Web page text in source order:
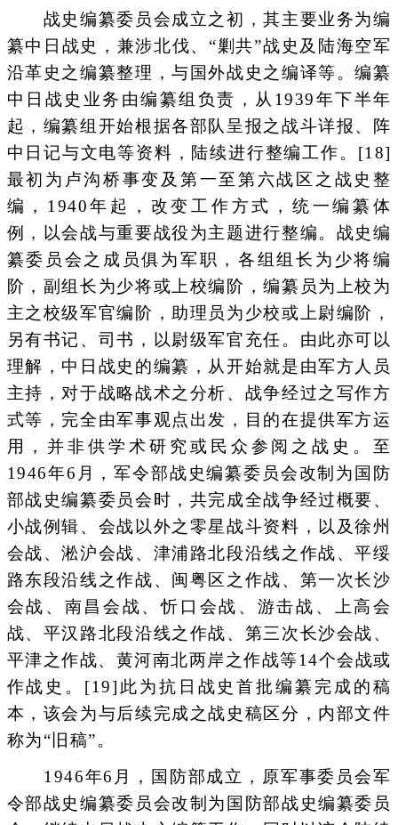
战史编纂委员会成立之初，其主要业务为编
纂中日战史，兼涉北伐、“剿共”战史及陆海空军
沿革史之编纂整理，与国外战史之编译等。编纂
中日战史业务由编纂组负责，从1939年下半年
起，编纂组开始根据各部队呈报之战斗详报、阵
中日记与文电等资料，陆续进行整编工作。[18]
最初为卢沟桥事变及第一至第六战区之战史整
编，1940年起，改变工作方式，统一编纂体
例，以会战与重要战役为主题进行整编。战史编
纂委员会之成员俱为军职，各组组长为少将编
阶，副组长为少将或上校编阶，编纂员为上校为
主之校级军官编阶，助理员为少校或上尉编阶，
另有书记、司书，以尉级军官充任。由此亦可以
理解，中日战史的编纂，从开始就是由军方人员
主持，对于战略战术之分析、战争经过之写作方
式等，完全由军事观点出发，目的在提供军方运
用，并非供学术研究或民众参阅之战史。至
1946年6月，军令部战史编纂委员会改制为国防
部战史编纂委员会时，共完成全战争经过概要、
小战例辑、会战以外之零星战斗资料，以及徐州
会战、淞沪会战、津浦路北段沿线之作战、平绥
路东段沿线之作战、闽粤区之作战、第一次长沙
会战、南昌会战、忻口会战、游击战、上高会
战、平汉路北段沿线之作战、第三次长沙会战、
平津之作战、黄河南北两岸之作战等14个会战或
作战史。[19]此为抗日战史首批编纂完成的稿
本，该会为与后续完成之战史稿区分，内部文件
称为“旧稿”。
1946年6月，国防部成立，原军事委员会军
令部战史编纂委员会改制为国防部战史编纂委员